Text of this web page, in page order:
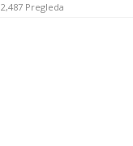
2,487 Pregleda